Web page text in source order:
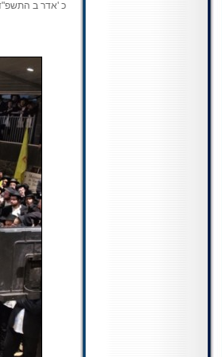
כ 'אדר ב התשפ"ד